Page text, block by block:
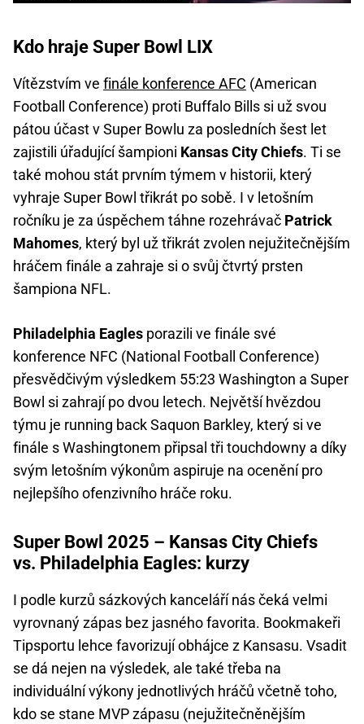
Kdo hraje Super Bowl LIX
Vítězstvím ve finále konference AFC (American
Football Conference) proti Buffalo Bills si už svou
pátou účast v Super Bowlu za posledních šest let
zajistili úřadující šampioni Kansas City Chiefs. Ti se
také mohou stát prvním týmem v historii, který
vyhraje Super Bowl třikrát po sobě. I v letošním
ročníku je za úspěchem táhne rozehrávač Patrick
Mahomes, který byl už třikrát zvolen nejužitečnějším
hráčem finále a zahraje si o svůj čtvrtý prsten
šampiona NFL.
Philadelphia Eagles porazili ve finále své
konference NFC (National Football Conference)
přesvědčivým výsledkem 55:23 Washington a Super
Bowl si zahrají po dvou letech. Největší hvězdou
týmu je running back Saquon Barkley, který si ve
finále s Washingtonem připsal tři touchdowny a díky
svým letošním výkonům aspiruje na ocenění pro
nejlepšího ofenzivního hráče roku.
Super Bowl 2025 – Kansas City Chiefs
vs. Philadelphia Eagles: kurzy
I podle kurzů sázkových kanceláří nás čeká velmi
vyrovnaný zápas bez jasného favorita. Bookmakeři
Tipsportu lehce favorizují obhájce z Kansasu. Vsadit
se dá nejen na výsledek, ale také třeba na
individuální výkony jednotlivých hráčů včetně toho,
kdo se stane MVP zápasu (nejužitečněnějším